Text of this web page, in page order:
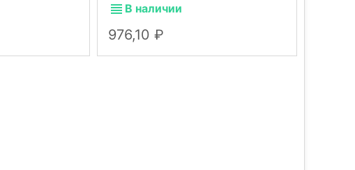
В наличии
976,10